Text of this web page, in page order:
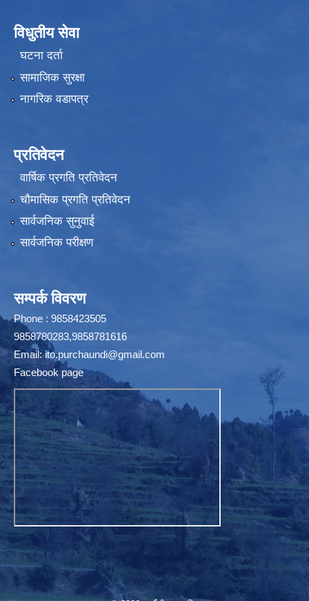
विधुतीय सेवा
घटना दर्ता
सामाजिक सुरक्षा
नागरिक वडापत्र
प्रतिवेदन
वार्षिक प्रगति प्रतिवेदन
चौमासिक प्रगति प्रतिवेदन
सार्वजनिक सुनुवाई
सार्वजनिक परीक्षण
सम्पर्क विवरण
Phone : 9858423505
9858780283,9858781616
Email:ito.purchaundi@gmail.com
Facebook page